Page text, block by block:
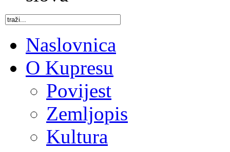
Naslovnica
O Kupresu
Povijest
Zemljopis
Kultura